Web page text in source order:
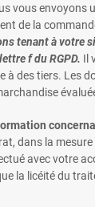
vous
de la
tenant à votre
f du RGPD. Il
des tiers. Les
dans la
avec votre
la licéité du